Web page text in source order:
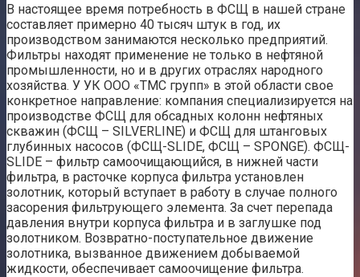
В настоящее время потребность в ФСЩ в нашей стране
составляет примерно 40 тысяч штук в год, их
производством занимаются несколько предприятий.
Фильтры находят применение не только в нефтяной
промышленности, но и в других отраслях народного
хозяйства. У УК ООО «ТМС групп» в этой области свое
конкретное направление: компания специализируется на
производстве ФСЩ для обсадных колонн нефтяных
скважин (ФСЩ – SILVERLINE) и ФСЩ для штанговых
глубинных насосов (ФСЩ-SLIDE, ФСЩ – SPONGE). ФСЩ-
SLIDE – фильтр самоочищающийся, в нижней части
фильтра, в расточке корпуса фильтра установлен
золотник, который вступает в работу в случае полного
засорения фильтрующего элемента. За счет перепада
давления внутри корпуса фильтра и в заглушке под
золотником. Возвратно-поступательное движение
золотника, вызванное движением добываемой
жидкости, обеспечивает самоочищение фильтра.